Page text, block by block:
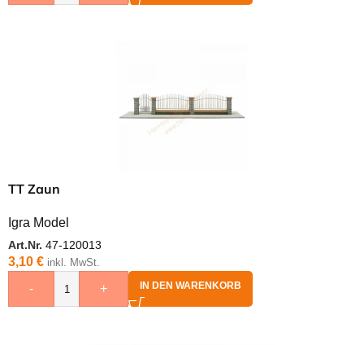
TT Zaun
Igra Model
Art.Nr. 47-120013
3,10 € inkl. MwSt.
- + IN DEN WARENKORB